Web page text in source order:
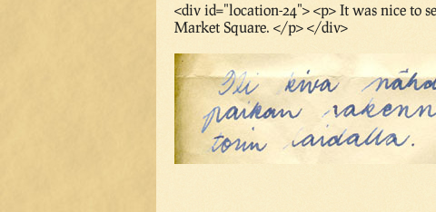
<div id="location-24"> <p> It was nice to
Market Square. </p> </div>